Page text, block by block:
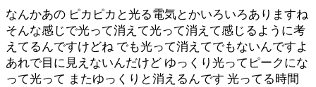
なんかあの ピカピカと光る電気とかいろいろありますね
そんな感じで光って消えて光って消えて感じるように考
えてるんですけどね でも光って消えてでもないんですよ
あれで目に見えないんだけど ゆっくり光ってピークにな
って光って またゆっくりと消えるんです 光ってる時間